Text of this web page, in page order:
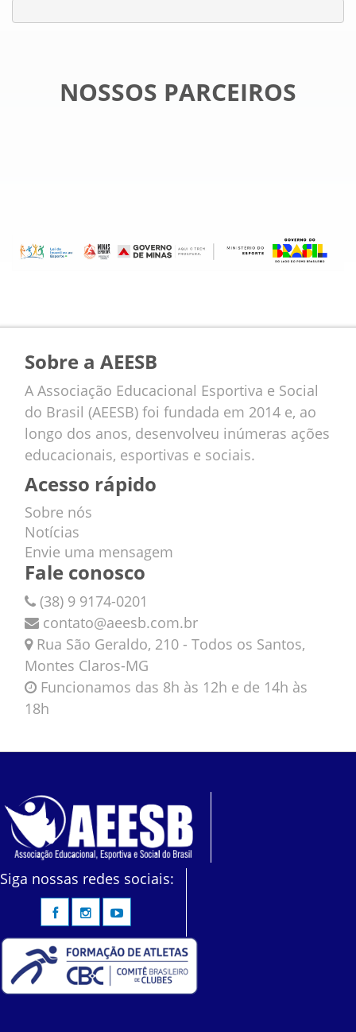
NOSSOS PARCEIROS
Sobre a AEESB
A Associação Educacional Esportiva e Social
do Brasil (AEESB) foi fundada em 2014 e, ao
longo dos anos, desenvolveu inúmeras ações
educacionais, esportivas e sociais.
Acesso rápido
Sobre nós
Notícias
Envie uma mensagem
Fale conosco
(38) 9 9174-0201
contato@aeesb.com.br
Rua São Geraldo, 210 - Todos os Santos,
Montes Claros-MG
Funcionamos das 8h às 12h e de 14h às
18h
Siga nossas redes sociais: